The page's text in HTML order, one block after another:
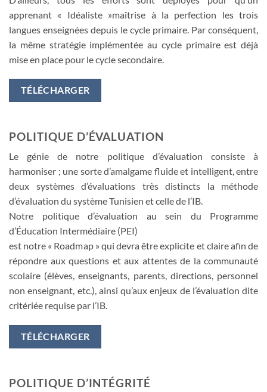
apprenant « Idéaliste »maîtrise à la perfection les trois
langues enseignées depuis le cycle primaire. Par conséquent,
la même stratégie implémentée au cycle primaire est déjà
mise en place pour le cycle secondaire.
TÉLÉCHARGER
POLITIQUE D’ÉVALUATION
Le génie de notre politique d’évaluation consiste à
harmoniser ; une sorte d’amalgame fluide et intelligent, entre
deux systèmes d’évaluations très distincts la méthode
d’évaluation du système Tunisien et celle de l’IB.
Notre politique d’évaluation au sein du Programme
d’Éducation Intermédiaire (PEI)
est notre « Roadmap » qui devra être explicite et claire afin de
répondre aux questions et aux attentes de la communauté
scolaire (élèves, enseignants, parents, directions, personnel
non enseignant, etc.), ainsi qu’aux enjeux de l’évaluation dite
critériée requise par l’IB.
TÉLÉCHARGER
POLITIQUE D’INTÉGRITÉ